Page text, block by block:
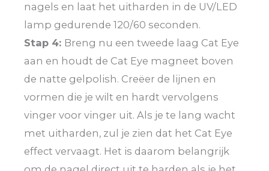
nagels en laat het uitharden in de UV/LED
lamp gedurende 120/60 seconden.
Stap 4: Breng nu een tweede laag Cat Eye
aan en houdt de Cat Eye magneet boven
de natte gelpolish. Creëer de lijnen en
vormen die je wilt en hardt vervolgens
vinger voor vinger uit. Als je te lang wacht
met uitharden, zul je zien dat het Cat Eye
effect vervaagt. Het is daarom belangrijk